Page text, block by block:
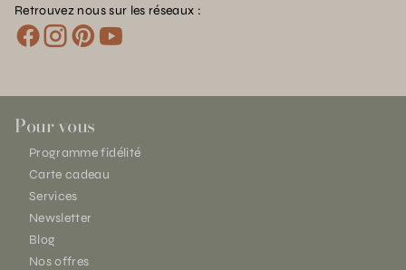
Retrouvez nous sur les réseaux :
Pour vous
Programme fidélité
Carte cadeau
Services
Newsletter
Blog
Nos offres